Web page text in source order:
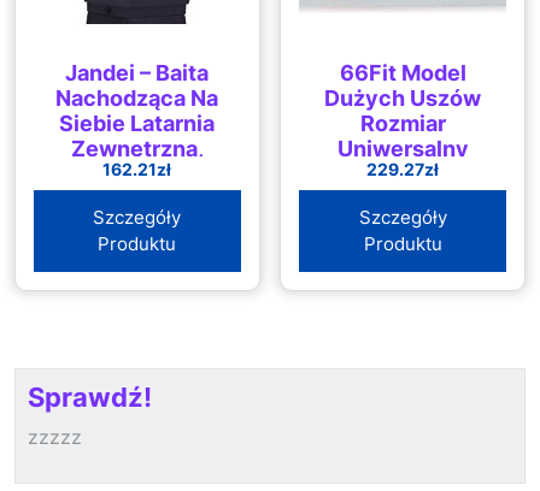
Jandei – Baita
Nachodząca Na
Siebie Latarnia
Zewnętrzna,
Czarna
162.21zł
Szczegóły
Produktu
66Fit Model
Dużych Uszów
Rozmiar
Uniwersalny
229.27zł
Szczegóły
Produktu
Sprawdź!
zzzzz